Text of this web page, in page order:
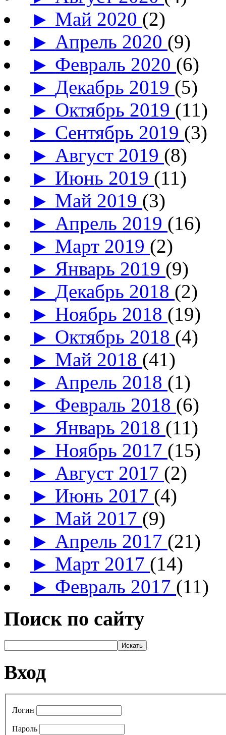
► Май 2020 (2)
► Апрель 2020 (9)
► Февраль 2020 (6)
►Декабрь 2019 (5)
► Октябрь 2019 (11)
► Сентябрь 2019 (3)
► Август 2019 (8)
► Июнь 2019 (11)
► Май 2019 (3)
► Апрель 2019 (16)
► Март 2019 (2)
► Январь 2019 (9)
►Декабрь 2018 (2)
► Ноябрь 2018 (19)
► Октябрь 2018 (4)
► Май 2018 (41)
► Апрель 2018 (1)
► Февраль 2018 (6)
► Январь 2018 (11)
► Ноябрь 2017 (15)
► Август 2017 (2)
► Июнь 2017 (4)
► Май 2017 (9)
► Апрель 2017 (21)
► Март 2017 (14)
► Февраль 2017 (11)
Поиск по сайту
Вход
Логин
Пароль